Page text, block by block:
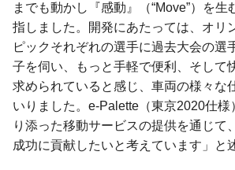
までも動かし『感動』（“Move”）を生
指しました。開発にあたっては、オリ
ピックそれぞれの選手に過去大会の選
子を伺い、もっと手軽で便利、そして
求められていると感じ、車両の様々な
いりました。e-Palette（東京2020仕様
り添った移動サービスの提供を通じて
成功に貢献したいと考えています」と